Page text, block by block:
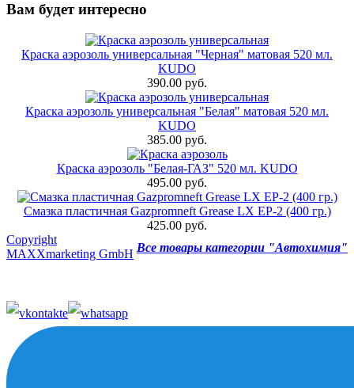
Вам будет интересно
Краска аэрозоль универсальная "Черная" матовая 520 мл.
KUDO
390.00 руб.
Краска аэрозоль универсальная "Белая" матовая 520 мл.
KUDO
385.00 руб.
Краска аэрозоль "Белая-ГАЗ" 520 мл. KUDO
495.00 руб.
Смазка пластичная Gazpromneft Grease LX EP-2 (400 гр.)
425.00 руб.
Все товары категории "Автохимия"
Copyright
MAXXmarketing GmbH